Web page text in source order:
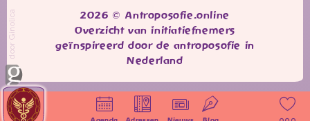
2026 © Antroposofie.online
Overzicht van initiatiefnemers
geïnspireerd door de antroposofie in
Nederland
door Ginolica